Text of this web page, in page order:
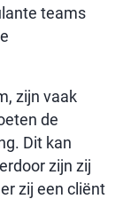
teams
zijn vaak
de
Dit kan
zijn zij
zij een cliënt